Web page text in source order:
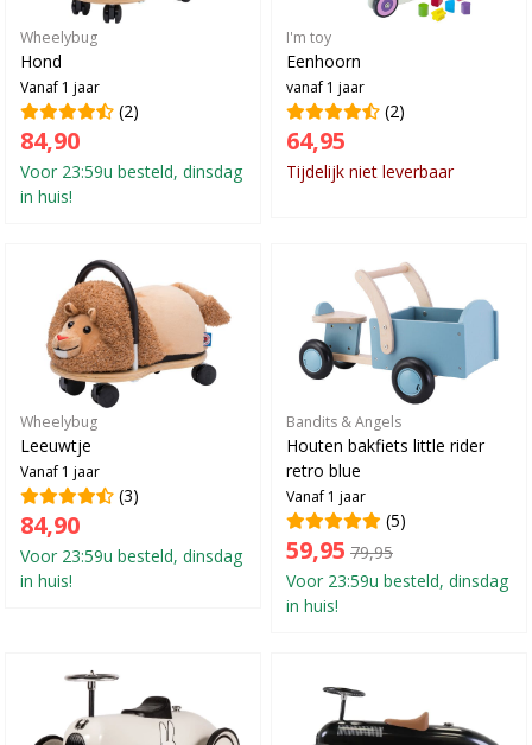
Wheelybug
Hond
Vanaf 1 jaar
(2)
84,90
Voor 23:59u besteld, dinsdag
in huis!
I'm toy
Eenhoorn
vanaf 1 jaar
(2)
64,95
Tijdelijk niet leverbaar
Wheelybug
Leeuwtje
Vanaf 1 jaar
(3)
84,90
Voor 23:59u besteld, dinsdag
in huis!
Bandits & Angels
Houten bakfiets little rider
retro blue
Vanaf 1 jaar
(5)
59,95 79,95
Voor 23:59u besteld, dinsdag
in huis!